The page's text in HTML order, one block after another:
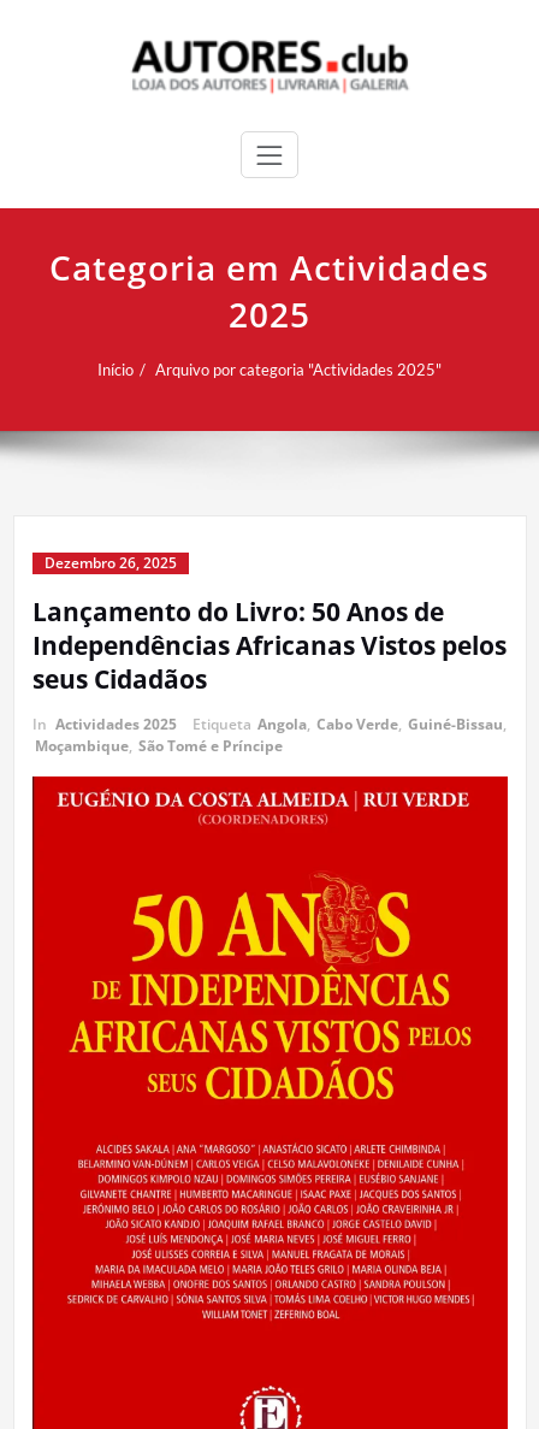
Categoria em Actividades
2025
Início Arquivo por categoria "Actividades 2025"
Dezembro 26, 2025
Lançamento do Livro: 50 Anos de
Independências Africanas Vistos pelos
seus Cidadãos
In Actividades 2025 Etiqueta Angola, Cabo Verde, Guiné-Bissau,
Moçambique, São Tomé e Príncipe